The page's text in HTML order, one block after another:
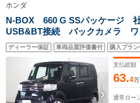
ホンダ
N-BOX 660 G SSパッケージ
USB&BT接続 バックカメラ
ケージ 両側パワスラ アイドリ
リキー プッシュスタート スペ
ディーラー保証 車両品質評価書付 購入プラン
支払総額
63.4万
通常ロー